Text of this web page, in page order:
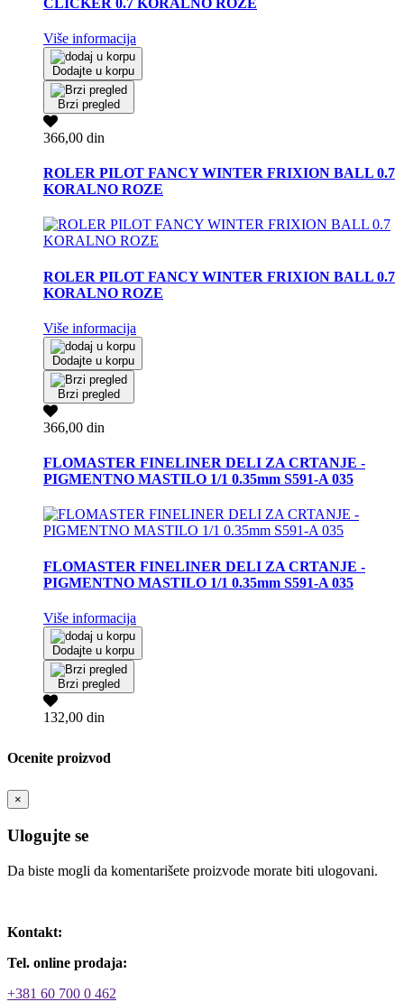
Više informacija
Dodajte u korpu
Brzi pregled
366,00 din
ROLER PILOT FANCY WINTER FRIXION BALL 0.7
KORALNO ROZE
ROLER PILOT FANCY WINTER FRIXION BALL 0.7
KORALNO ROZE
Više informacija
Dodajte u korpu
Brzi pregled
366,00 din
FLOMASTER FINELINER DELI ZA CRTANJE -
PIGMENTNO MASTILO 1/1 0.35mm S591-A 035
FLOMASTER FINELINER DELI ZA CRTANJE -
PIGMENTNO MASTILO 1/1 0.35mm S591-A 035
Više informacija
Dodajte u korpu
Brzi pregled
132,00 din
Ocenite proizvod
×
Ulogujte se
Da biste mogli da komentarišete proizvode morate biti ulogovani.
Kontakt:
Tel. online prodaja:
+381 60 700 0 462